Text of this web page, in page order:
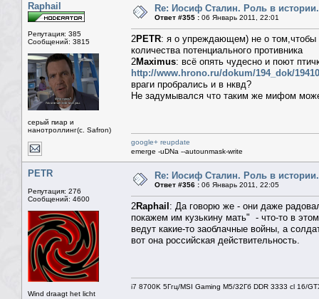
Raphail
Репутация: 385
Сообщений: 3815
серый пиар и
нанотроллинг(с. Safron)
Re: Иосиф Сталин. Роль в истории.
Ответ #355 : 06 Январь 2011, 22:01
2PETR: я о упреждающем) не о том,чтобы
количества потенциального противника
2Maximus: всё опять чудесно и поют
http://www.hrono.ru/dokum/194_dok/
враги пробрались и в нквд?
Не задумывался что таким же мифом
google+ reupdate
emerge -uDNa --autounmask-write
PETR
Репутация: 276
Сообщений: 4600
Wind draagt het licht
Re: Иосиф Сталин. Роль в истории.
Ответ #356 : 06 Январь 2011, 22:05
2Raphail : Да говорю же - они даже
покажем им кузькину мать" - что-то в
ведут какие-то заоблачные войны, а
вот она российская действительность.
i7 8700K 5Ггц/MSI Gaming M5/32Гб DDR 3333 cl 16/